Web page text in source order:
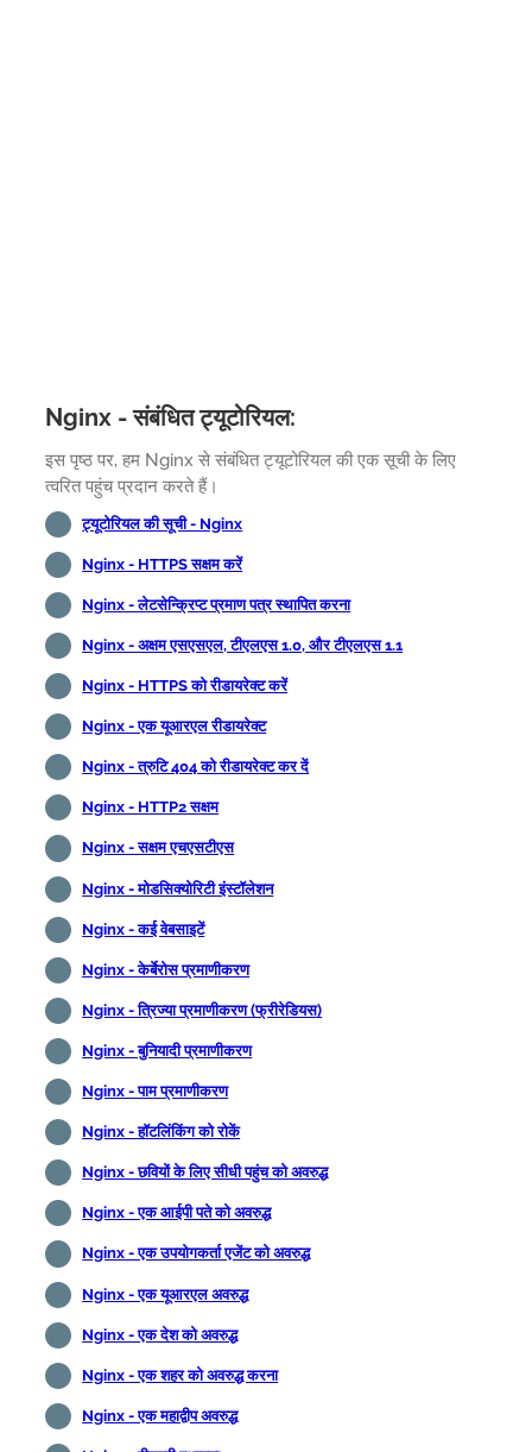
Nginx - संबंधित ट्यूटोरियल:
इस पृष्ठ पर, हम Nginx से संबंधित ट्यूटोरियल की एक सूची के लिए
त्वरित पहुंच प्रदान करते हैं।
ट्यूटोरियल की सूची - Nginx
Nginx - HTTPS सक्षम करें
Nginx - लेटसेन्क्रिप्ट प्रमाण पत्र स्थापित करना
Nginx - अक्षम एसएसएल, टीएलएस 1.0, और टीएलएस 1.1
Nginx - HTTPS को रीडायरेक्ट करें
Nginx - एक यूआरएल रीडायरेक्ट
Nginx - त्रुटि 404 को रीडायरेक्ट कर दें
Nginx - HTTP2 सक्षम
Nginx - सक्षम एचएसटीएस
Nginx - मोडसिक्योरिटी इंस्टॉलेशन
Nginx - कई वेबसाइटें
Nginx - केर्बेरोस प्रमाणीकरण
Nginx - त्रिज्या प्रमाणीकरण (फ्रीरेडियस)
Nginx - बुनियादी प्रमाणीकरण
Nginx - पाम प्रमाणीकरण
Nginx - हॉटलिंकिंग को रोकें
Nginx - छवियों के लिए सीधी पहुंच को अवरुद्ध
Nginx - एक आईपी पते को अवरुद्ध
Nginx - एक उपयोगकर्ता एजेंट को अवरुद्ध
Nginx - एक यूआरएल अवरुद्ध
Nginx - एक देश को अवरुद्ध
Nginx - एक शहर को अवरुद्ध करना
Nginx - एक महाद्वीप अवरुद्ध